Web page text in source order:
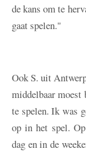
de kans om te
gaat spelen."
Ook S. uit
middelbaar moest
te spelen. Ik was
op in het spel.
dag en in de